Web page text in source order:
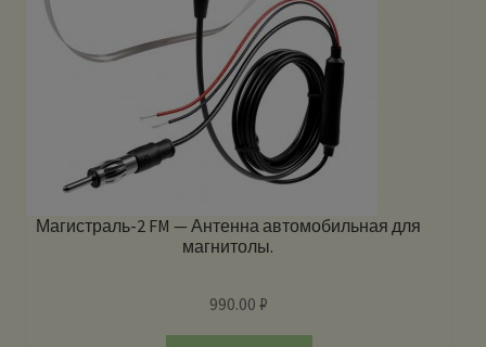
Магистраль-2 FM — Антенна автомобильная для
магнитолы.
990.00₽